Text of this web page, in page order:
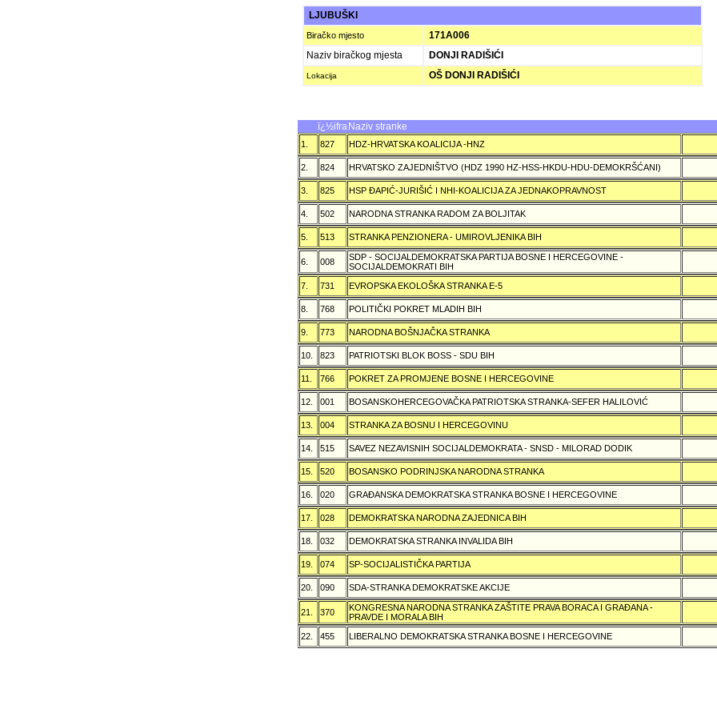
LJUBUŠKI
Biračko mjesto
171A006
Naziv biračkog mjesta
DONJI RADIŠIĆI
Lokacija OŠ DONJI RADIŠIĆI
ï¿½ifra Naziv stranke
1. 827 HDZ-HRVATSKA KOALICIJA -HNZ
2. 824 HRVATSKO ZAJEDNIŠTVO (HDZ 1990 HZ-HSS-HKDU-HDU-DEMOKRŠĆANI)
3. 825 HSP ÐAPIĆ-JURIŠIĆ I NHI-KOALICIJA ZA JEDNAKOPRAVNOST
4. 502 NARODNA STRANKA RADOM ZA BOLJITAK
5. 513 STRANKA PENZIONERA - UMIROVLJENIKA BIH
6. 008
SDP - SOCIJALDEMOKRATSKA PARTIJA BOSNE I HERCEGOVINE -
SOCIJALDEMOKRATI BIH
7. 731 EVROPSKA EKOLOŠKA STRANKA E-5
8. 768 POLITIČKI POKRET MLADIH BIH
9. 773 NARODNA BOŠNJAČKA STRANKA
10. 823 PATRIOTSKI BLOK BOSS - SDU BIH
11. 766 POKRET ZA PROMJENE BOSNE I HERCEGOVINE
12. 001 BOSANSKOHERCEGOVAČKA PATRIOTSKA STRANKA-SEFER HALILOVIĆ
13. 004 STRANKA ZA BOSNU I HERCEGOVINU
14. 515 SAVEZ NEZAVISNIH SOCIJALDEMOKRATA - SNSD - MILORAD DODIK
15. 520 BOSANSKO PODRINJSKA NARODNA STRANKA
16. 020 GRAÐANSKA DEMOKRATSKA STRANKA BOSNE I HERCEGOVINE
17. 028 DEMOKRATSKA NARODNA ZAJEDNICA BIH
18. 032 DEMOKRATSKA STRANKA INVALIDA BIH
19. 074 SP-SOCIJALISTIČKA PARTIJA
20. 090 SDA-STRANKA DEMOKRATSKE AKCIJE
21. 370
KONGRESNA NARODNA STRANKA ZAŠTITE PRAVA BORACA I GRAÐANA -
PRAVDE I MORALA BIH
22. 455 LIBERALNO DEMOKRATSKA STRANKA BOSNE I HERCEGOVINE